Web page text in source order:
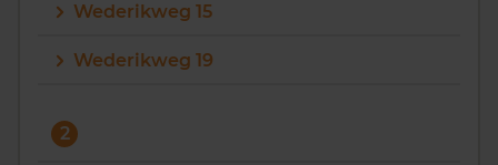
088 220 4200
Maandag t/m vrijdag - 08:00 -18:00
Wederikweg 15
Wederikweg 19
2